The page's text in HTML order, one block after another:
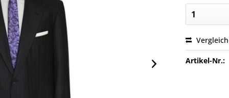
Artikel-Nr.: